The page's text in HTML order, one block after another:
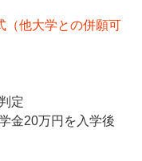
（他大学との併願可
定
金20万円を入学後